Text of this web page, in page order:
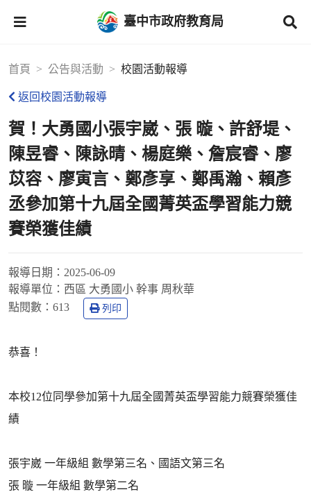
臺中市政府教育局
首頁 公告與活動 校園活動報導
返回校園活動報導
賀！大勇國小張宇崴、張 暶、許舒堤、
陳昱睿、陳詠晴、楊庭樂、詹宸睿、廖
苡容、廖寅言、鄭彥享、鄭禹瀚、賴彥
丞參加第十九屆全國菁英盃學習能力競
賽榮獲佳績
報導日期： 2025-06-09
報導單位： 西區 大勇國小 幹事 周秋華
點閱數： 613 列印
恭喜！
本校12位同學參加第十九屆全國菁英盃學習能力競賽榮獲佳
績
張宇崴 一年級組 數學第三名、國語文第三名
張 暶 一年級組 數學第二名